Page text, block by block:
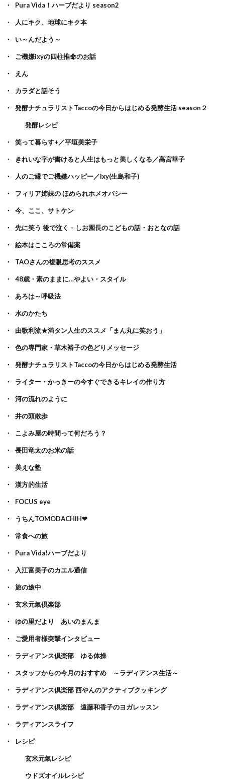
Pura Vida！ハーブだより season2
人にキク、地球にキク本
い～んだよう～
ご機嫌ixyの四柱推命のお話
えん
カラダと話そう
発酵ナチュラリストTaccoの今日からはじめる発酵生活 season２
発酵レシピ
笑って暮らす+／平垣美栄子
きれいな字が書けると人生はもっと美しくなる／高宮華子
人のご縁でご機嫌ハッピー／ixy(生島和子)
フィリア姉妹の ほめられホメオパシー
今、ここ、サトケン
先に笑う 後で泣く – しお園長のこどもの話・おとなの話
絵本はこころの常備薬
TAOさんの複眼思考のススメ
48歳・素のままに…やよい・スタイル
あろは～呼吸法
水のかたち
由歌利流★満タン人生のススメ「まん丸に笑おう」
色の専門家・草木裕子の色どりメッセージ
発酵ナチュラリストTaccoの今日からはじめる発酵生活
ライター・かっきーの今すぐできるキレイの作り方
河の流れのように
井の頭散歩
こよみ屋の時間って何だろう？
長田竜太のお米の話
美えな塾
漢方的生活
FOCUS eye
うちんTOMODACHIH❤
常食への旅
Pura Vida!ハーブだより
入江富美子のカエル通信
旅の途中
玄米元氣倶楽部
ゆの里だより あいのまんま
ご愛用者様突撃インタビュー
ラディアンス倶楽部 ゆる体操
スタッフからの今月のおすすめ ～ラディアンス生活～
ラディアンス倶楽部 西やんのアクティブクッキング
ラディアンス倶楽部 遠藤和香子のヨガレッスン
ラディアンスライフ
レシピ
玄米元氣レシピ
ウドズオイルレシピ